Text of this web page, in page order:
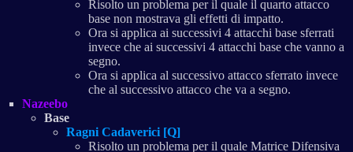
Risolto un problema per il quale il quarto attacco
base non mostrava gli effetti di impatto.
Ora si applica ai successivi 4 attacchi base sferrati
invece che ai successivi 4 attacchi base che vanno a
segno.
Ora si applica al successivo attacco sferrato invece
che al successivo attacco che va a segno.
Nazeebo
Base
Ragni Cadaverici [Q]
Risolto un problema per il quale Matrice Difensiva